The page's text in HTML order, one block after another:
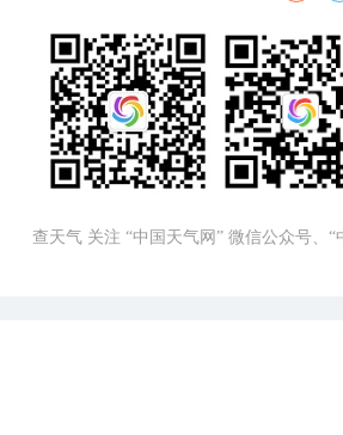
查天气 关注 “中国天气网” 微信公众号、